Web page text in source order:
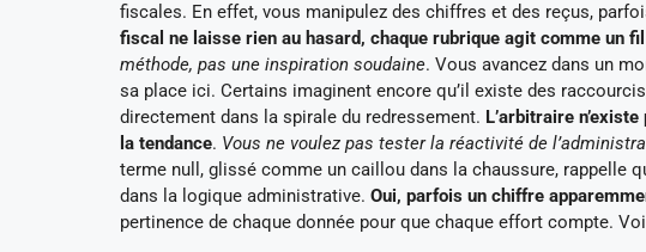
fiscales. En effet, vous manipulez des chiffres et des reçus,
fiscal ne laisse rien au hasard, chaque rubrique agit comme un
méthode, pas une inspiration soudaine. Vous avancez dans un
sa place ici. Certains imaginent encore qu’il existe des
directement dans la spirale du redressement. L’arbitraire
la tendance. Vous ne voulez pas tester la réactivité de
terme null, glissé comme un caillou dans la chaussure, rappelle
dans la logique administrative. Oui, parfois un chiffre
pertinence de chaque donnée pour que chaque effort compte.